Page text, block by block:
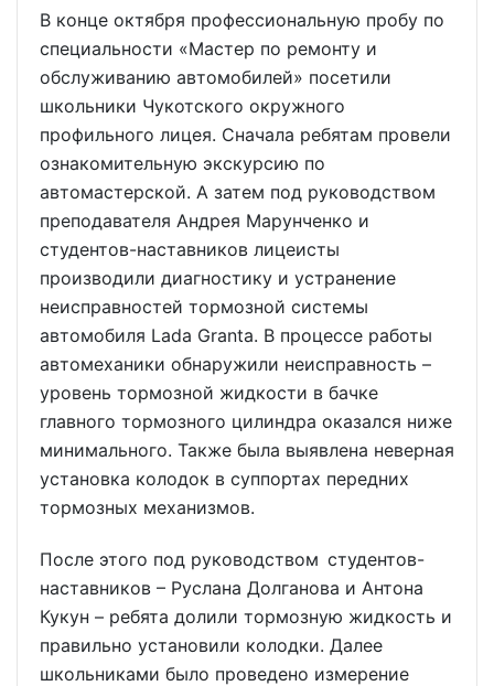
В конце октября профессиональную пробу по
специальности «Мастер по ремонту и
обслуживанию автомобилей» посетили
школьники Чукотского окружного
профильного лицея. Сначала ребятам провели
ознакомительную экскурсию по
автомастерской. А затем под руководством
преподавателя Андрея Марунченко и
студентов-наставников лицеисты
производили диагностику и устранение
неисправностей тормозной системы
автомобиля Lada Granta. В процессе работы
автомеханики обнаружили неисправность –
уровень тормозной жидкости в бачке
главного тормозного цилиндра оказался ниже
минимального. Также была выявлена неверная
установка колодок в суппортах передних
тормозных механизмов.
После этого под руководством студентов-
наставников – Руслана Долганова и Антона
Кукун – ребята долили тормозную жидкость и
правильно установили колодки. Далее
школьниками было проведено измерение